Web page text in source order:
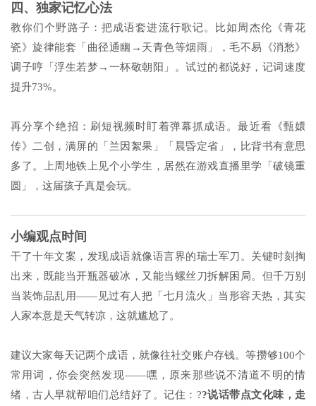
四、独家记忆心法
教你们个野路子：把成语套进流行歌记。比如周杰伦《青花
瓷》旋律能套「曲径通幽→天青色等烟雨」，毛不易《消愁》
调子哼「浮生若梦→一杯敬朝阳」。试过的都说好，记词速度
提升73%。
再分享个绝招：刷短视频时盯着弹幕抓成语。最近看《甄嬛
传》二创，满屏的「兰因絮果」「晨昏定省」，比背书有意思
多了。上周地铁上见个小学生，居然在游戏直播里学「破镜重
圆」，这届孩子真是会玩。
小编观点时间
干了十年文案，发现成语就像语言界的瑞士军刀。关键时刻掏
出来，既能当开瓶器破冰，又能当螺丝刀拆解困局。但千万别
当装饰品乱用——见过有人把「七月流火」当形容天热，其实
人家本意是天气转凉，这就尴尬了。
建议大家每天记两个成语，就像往社交账户存钱。等攒够100个
常用词，你会突然发现——嘿，原来那些说不清道不明的情
绪，古人早就帮咱们总结好了。记住：??说话带点文化味，走